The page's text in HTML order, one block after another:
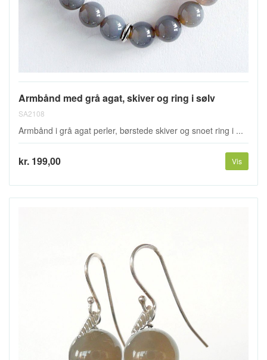
Armbånd med grå agat, skiver og ring i sølv
SA2108
Armbånd i grå agat perler, børstede skiver og snoet ring i ...
kr. 199,00 Vis